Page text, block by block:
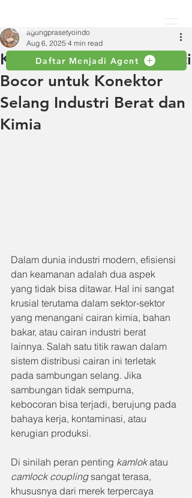
Daftar Menjadi Agent
Kamlok Toyox: Solusi Anti
Bocor untuk Konektor
Selang Industri Berat dan
Kimia
agungprasetyoindo
Aug 6, 2025 4 min read
Dalam dunia industri modern, efisiensi
dan keamanan adalah dua aspek
yang tidak bisa ditawar. Hal ini sangat
krusial terutama dalam sektor-sektor
yang menangani cairan kimia, bahan
bakar, atau cairan industri berat
lainnya. Salah satu titik rawan dalam
sistem distribusi cairan ini terletak
pada sambungan selang. Jika
sambungan tidak sempurna,
kebocoran bisa terjadi, berujung pada
bahaya kerja, kontaminasi, atau
kerugian produksi.
Di sinilah peran penting kamlok atau
camlock coupling sangat terasa,
khususnya dari merek terpercaya